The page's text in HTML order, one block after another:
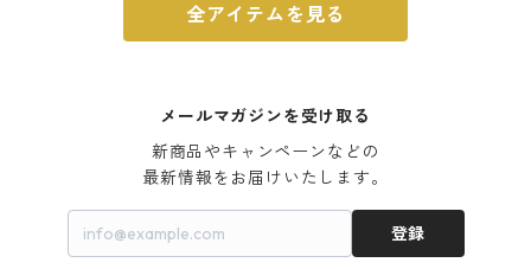
全アイテムを見る
メールマガジンを受け取る
新商品やキャンペーンなどの
最新情報をお届けいたします。
登録